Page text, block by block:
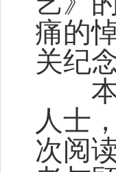
痛的
关纪
本
人士
次阅